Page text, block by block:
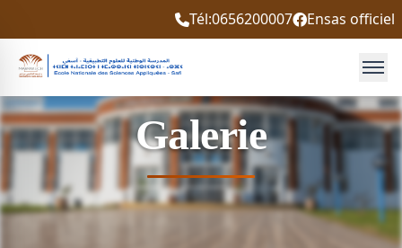
Tél:0656200007 Ensas officiel
Galerie